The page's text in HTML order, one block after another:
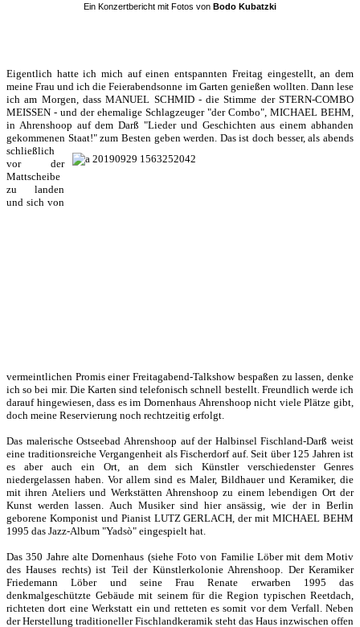
Ein Konzertbericht mit Fotos von Bodo Kubatzki
Eigentlich hatte ich mich auf einen entspannten Freitag eingestellt, an dem
meine Frau und ich die Feierabendsonne im Garten genießen wollten. Dann lese
ich am Morgen, dass MANUEL SCHMID - die Stimme der STERN-COMBO
MEISSEN - und der ehemalige Schlagzeuger "der Combo", MICHAEL BEHM,
in Ahrenshoop auf dem Darß "Lieder und Geschichten aus einem abhanden
gekommenen Staat!" zum Besten geben werden. Das ist doch besser, als abends
schließlich
vor der
Mattscheibe
zu landen
und sich von
vermeintlichen Promis einer Freitagabend-Talkshow bespaßen zu lassen, denke
ich so bei mir. Die Karten sind telefonisch schnell bestellt. Freundlich werde ich
darauf hingewiesen, dass es im Dornenhaus Ahrenshoop nicht viele Plätze gibt,
doch meine Reservierung noch rechtzeitig erfolgt.
Das malerische Ostseebad Ahrenshoop auf der Halbinsel Fischland-Darß weist
eine traditionsreiche Vergangenheit als Fischerdorf auf. Seit über 125 Jahren ist
es aber auch ein Ort, an dem sich Künstler verschiedenster Genres
niedergelassen haben. Vor allem sind es Maler, Bildhauer und Keramiker, die
mit ihren Ateliers und Werkstätten Ahrenshoop zu einem lebendigen Ort der
Kunst werden lassen. Auch Musiker sind hier ansässig, wie der in Berlin
geborene Komponist und Pianist LUTZ GERLACH, der mit MICHAEL BEHM
1995 das Jazz-Album "Yadsò" eingespielt hat.
Das 350 Jahre alte Dornenhaus (siehe Foto von Familie Löber mit dem Motiv
des Hauses rechts) ist Teil der Künstlerkolonie Ahrenshoop. Der Keramiker
Friedemann Löber und seine Frau Renate erwarben 1995 das
denkmalgeschützte Gebäude mit seinem für die Region typischen Reetdach,
richteten dort eine Werkstatt ein und retteten es somit vor dem Verfall. Neben
der Herstellung traditioneller Fischlandkeramik steht das Haus inzwischen offen